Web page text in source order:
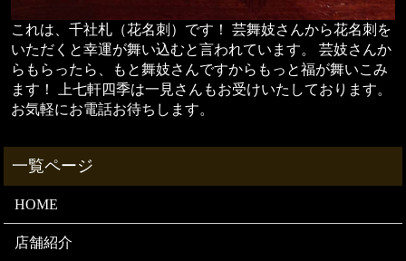
これは、千社札（花名刺）です！ 芸舞妓さんから花名刺を
いただくと幸運が舞い込むと言われています。 芸妓さんか
らもらったら、もと舞妓さんですからもっと福が舞いこみ
ます！ 上七軒四季は一見さんもお受けいたしております。
お気軽にお電話お待ちします。
HOME
店舗紹介